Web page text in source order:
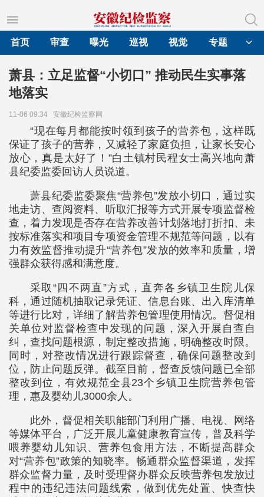
首页
审查 曝光 巡视 视觉 专题
萧县：立足监督“小切口” 推动民生实事落
地落实
11-06 09:34 安徽纪检监察网
“现在每月都能按时领到孩子的营养包，这样既
保证了孩子的营养，又减轻了家庭负担，让家长安心
放心，真是太好了！”白土镇村民程女士高兴地向萧
县纪委监委回访人员说道。
萧县纪委监委聚焦“营养包”发放小切口，通过实
地走访、查阅资料、听取汇报等方式开展专项监督检
查，着力发现是否存在营养改善计划落地打折扣、未
按标准落实和项目专项资金管理不规范等问题，以有
力有效监督推动提升“营养包”发放的效率和质量，增
强群众获得感和满意度。
采取“四不两直”方式，直奔各乡镇卫生院儿保
科，通过随机抽取记录凭证、信息台账、出入库清单
等进行比对，详细了解营养包管理使用情况。督促相
关单位对监督检查中发现的问题，深入开展自查自
纠，查找问题根源，制定整改措施，明确整改时限。
同时，对整改情况进行跟踪督查，确保问题整改到
位，防止问题反弹。截至目前，督查反馈问题已全部
整改到位，有效规范全县23个乡镇卫生院营养包管
理，惠及婴幼儿3000余人。
此外，督促相关职能部门利用广播、电视、网络
等媒体平台，广泛开展儿童健康教育宣传，普及科学
喂养婴幼儿知识、营养包食用方法，不断提高群众
对“营养包”政策的知晓率。畅通群众监督渠道，发挥
群众监督力量，及时受理督办群众反映营养包发放过
程中的违纪违法问题线索，做到优先处置、快查快